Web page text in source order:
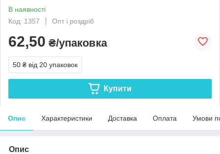
В наявності
Код: 1357
Опт і роздріб
62,50 ₴/упаковка
50 ₴ від 20 упаковок
Купити
Опис Характеристики Доставка Оплата Умови
Опис